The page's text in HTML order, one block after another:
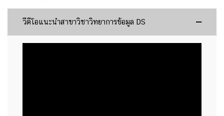
วีดีโอแนะนำสาขาวิชาวิทยาการข้อมูล DS